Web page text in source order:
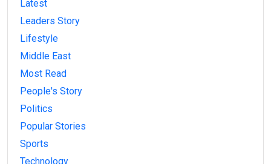
Latest
Leaders Story
Lifestyle
Middle East
Most Read
People's Story
Politics
Popular Stories
Sports
Technology